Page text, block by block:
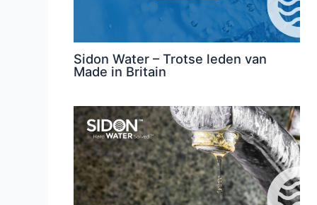
Sidon Water – Trotse leden van
Made in Britain